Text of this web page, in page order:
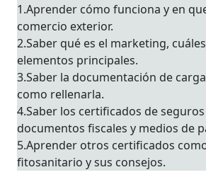
1.Aprender cómo funciona y en
comercio exterior.
2.Saber qué es el marketing,
elementos principales.
3.Saber la documentación de
como rellenarla.
4.Saber los certificados de
documentos fiscales y medios de
5.Aprender otros certificados
fitosanitario y sus consejos.